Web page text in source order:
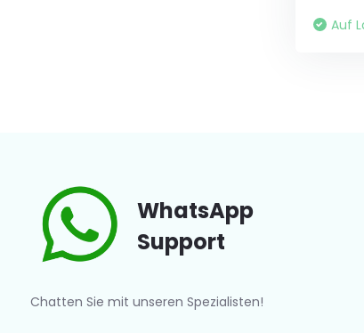
Auf
WhatsApp
Support
Chatten Sie mit unseren Spezialisten!